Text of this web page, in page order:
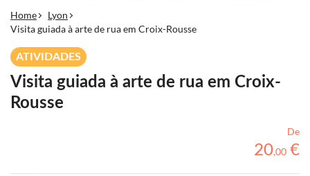
Home
Lyon
Visita guiada à arte de rua em Croix-Rousse
ATIVIDADES
Visita guiada à arte de rua em Croix-
Rousse
De
20,00 €